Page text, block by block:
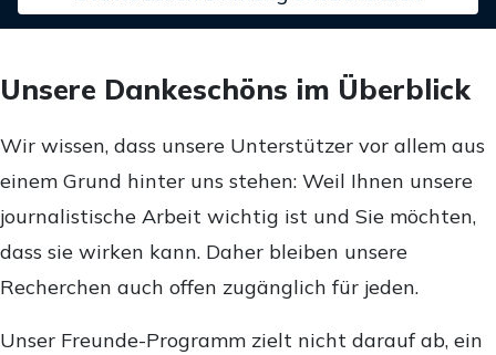
Unsere Dankeschöns im Überblick
Wir wissen, dass unsere Unterstützer vor allem aus
einem Grund hinter uns stehen: Weil Ihnen unsere
journalistische Arbeit wichtig ist und Sie möchten,
dass sie wirken kann. Daher bleiben unsere
Recherchen auch offen zugänglich für jeden.
Unser Freunde-Programm zielt nicht darauf ab, ein